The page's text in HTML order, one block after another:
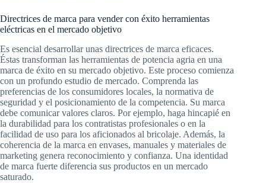
Directrices de marca para vender con éxito herramientas
eléctricas en el mercado objetivo
Es esencial desarrollar unas directrices de marca eficaces.
Éstas transforman las herramientas de potencia agria en una
marca de éxito en su mercado objetivo. Este proceso comienza
con un profundo estudio de mercado. Comprenda las
preferencias de los consumidores locales, la normativa de
seguridad y el posicionamiento de la competencia. Su marca
debe comunicar valores claros. Por ejemplo, haga hincapié en
la durabilidad para los contratistas profesionales o en la
facilidad de uso para los aficionados al bricolaje. Además, la
coherencia de la marca en envases, manuales y materiales de
marketing genera reconocimiento y confianza. Una identidad
de marca fuerte diferencia sus productos en un mercado
saturado.